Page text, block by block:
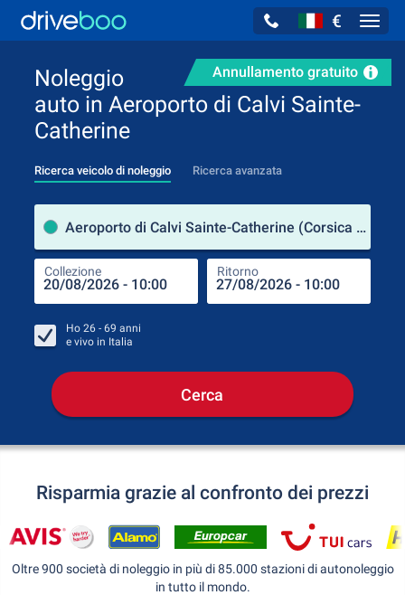
€
Annullamento gratuito
Noleggio
auto in Aeroporto di Calvi Sainte-
Catherine
Ricerca veicolo di noleggio Ricerca avanzata
Aeroporto di Calvi Sainte-Catherine (Corsica / Francia)
Collezione Ritorno
Ho 26 - 69 anni
e vivo in Italia
Cerca
Risparmia grazie al confronto dei prezzi
Oltre 900 società di noleggio in più di 85.000 stazioni di autonoleggio
in tutto il mondo.